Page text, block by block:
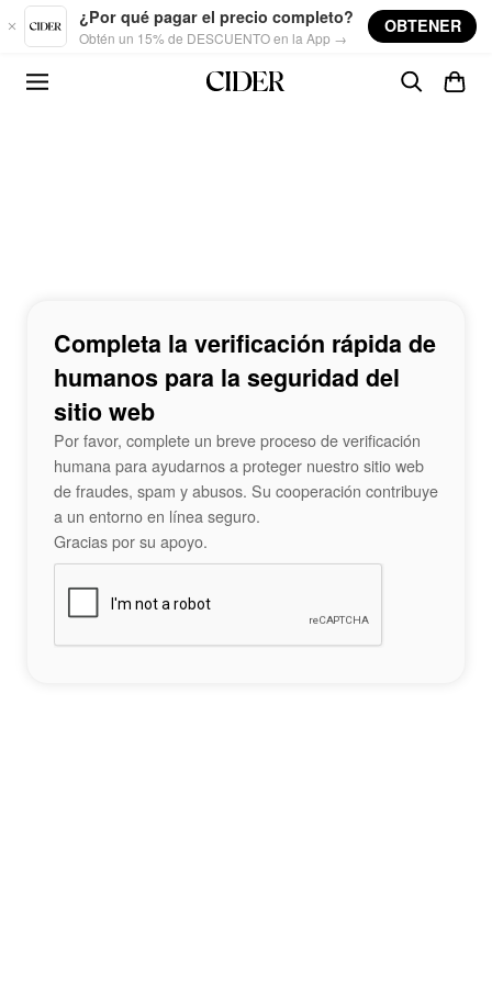
Skip to main content
¿Por qué pagar el precio completo?
Obtén un 15% de DESCUENTO en la App →
OBTENER
Completa la verificación rápida de
humanos para la seguridad del
sitio web
Por favor, complete un breve proceso de verificación
humana para ayudarnos a proteger nuestro sitio web
de fraudes, spam y abusos. Su cooperación contribuye
a un entorno en línea seguro.
Gracias por su apoyo.